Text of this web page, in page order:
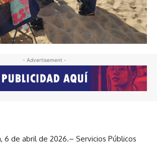
- Advertisement -
6 de abril de 2026.– Servicios Públicos